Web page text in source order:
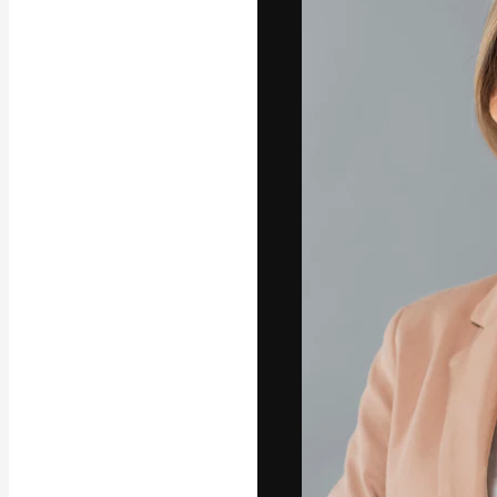
La
migliori lavori.
creativi,
Copyright ©